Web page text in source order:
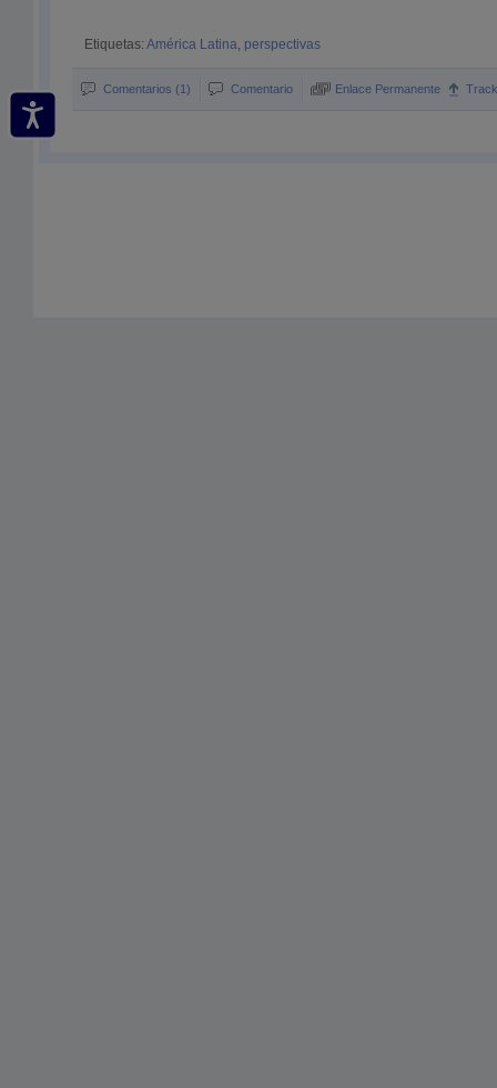
Etiquetas: América Latina, perspectivas
Comentarios (1) Comentario Enlace Permanente